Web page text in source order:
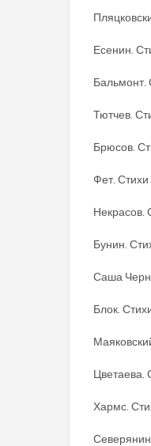
Есенин.
Бальмонт.
Тютчев.
Брюсов.
Фет. Стихи
Некрасов.
Бунин.
Саша
Блок.
Цветаева.
Хармс.